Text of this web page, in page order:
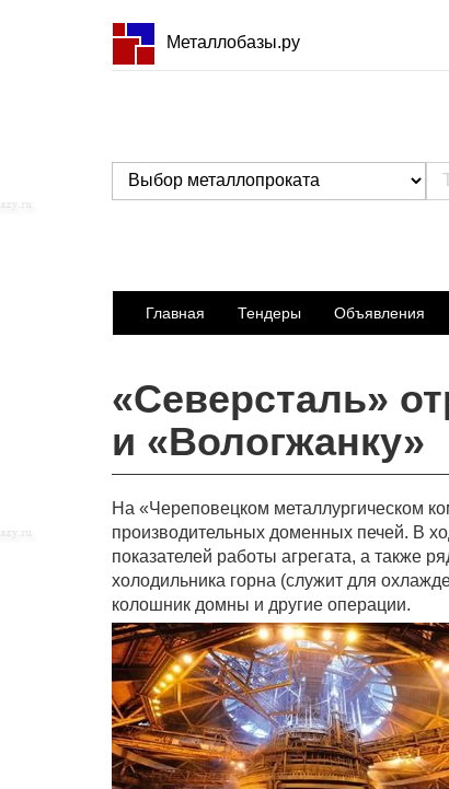
Металлобазы.ру
Главная Тендеры Объявления
«Северсталь»
и «Вологжанку»
На «Череповецком металлургическом
производительных доменных печей. В
показателей работы агрегата, а также
холодильника горна (служит для
колошник домны и другие операции.